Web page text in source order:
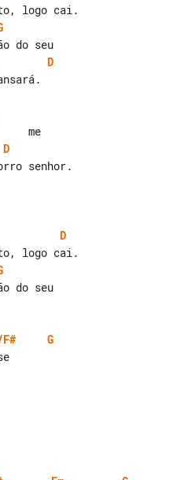
D
D
senhor.
D
G